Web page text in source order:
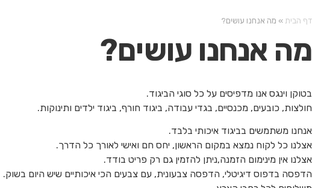
דף הבית » מה אנחנו עושים?
מה אנחנו עושים?
בטוקן וינגס אנו מדפיסים על כל סוגי הביגוד.
חולצות, כובעים, מכנסיים, בגדי עבודה, ביגוד חורף, ביגוד ילדים ותינוקות.
אנחנו משתמשים בביגוד איכותי בלבד.
אצלנו כל לקוח נמצא במקום הראשון, יחס חם ואישי לאורך כל הדרך.
אצלנו אין מינימום הזמנה,ניתן להזמין גם רק פריט בודד.
הדפסה בדפוס דיגיטלי, הדפסה צבעונית, עם צבעים הכי איכותיים שיש היום בשוק.